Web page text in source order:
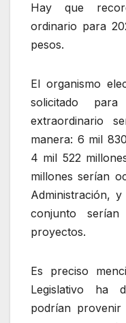
Hay que
ordinario para
pesos.
El organismo
solicitado
extraordinario
manera: 6 mil
4 mil 522
millones serían
Administración,
conjunto
proyectos.
Es preciso
Legislativo ha
podrían provenir